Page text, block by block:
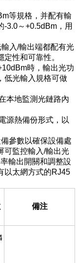
等規格，并配有輸
-3.0～+0.5dBm，用
入/輸出端都配有光
性和可靠性。
時，輸出光功
低光輸入規格可做
本地監測光鏈路內
源熱備份形式，以
參數以確保設備處
可監控輸入/輸出光
輸出開關和調整設
以太網方式的RJ45
備注